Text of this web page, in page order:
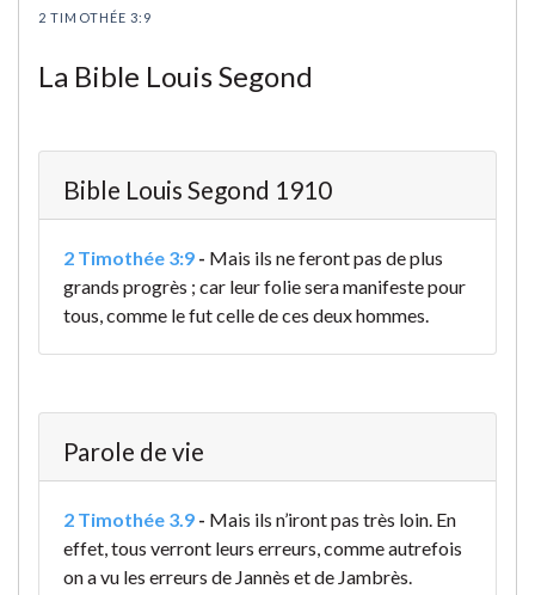
2 TIMOTHÉE 3:9
La Bible Louis Segond
Bible Louis Segond 1910
2 Timothée 3:9 - Mais ils ne feront pas de plus
grands progrès ; car leur folie sera manifeste pour
tous, comme le fut celle de ces deux hommes.
Parole de vie
2 Timothée 3.9 - Mais ils n’iront pas très loin. En
effet, tous verront leurs erreurs, comme autrefois
on a vu les erreurs de Jannès et de Jambrès.